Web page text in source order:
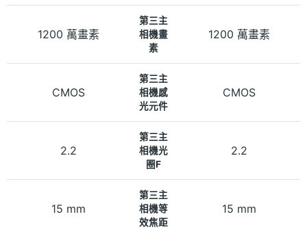
1200 萬畫素
第三主
相機畫
素
1200 萬畫素
CMOS
第三主
相機感
光元件
CMOS
2.2
第三主
相機光
圈F
2.2
15 mm
第三主
相機等
效焦距
15 mm